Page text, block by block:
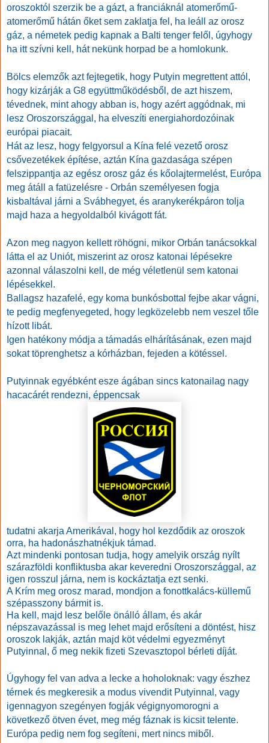
oroszoktól szerzik be a gázt, a franciáknál atomerőmű-
atomerőmű hátán őket sem zaklatja fel, ha leáll az orosz
gáz, a németek pedig kapnak a Balti tenger felől, úgyhogy
ha itt szívni kell, hát nekünk horpad be a homlokunk.
Bölcs elemzők azt fejtegetik, hogy Putyin megrettent attól,
hogy kizárják a G8 együttműködésből, de azt hiszem,
tévednek, mint ahogy abban is, hogy azért aggódnak, mi
lesz Oroszországgal, ha elveszíti energiahordozóinak
európai piacait.
Hát az lesz, hogy felgyorsul a Kína felé vezető orosz
csővezetékek építése, aztán Kína gazdasága szépen
felszippantja az egész orosz gáz és kőolajtermelést, Európa
meg átáll a fatüzelésre - Orbán személyesen fogja
kisbaltával járni a Svábhegyet, és aranykerékpáron tolja
majd haza a hegyoldalból kivágott fát.
Azon meg nagyon kellett röhögni, mikor Orbán tanácsokkal
látta el az Uniót, miszerint az orosz katonai lépésekre
azonnal válaszolni kell, de még véletlenül sem katonai
lépésekkel.
Ballagsz hazafelé, egy koma bunkósbottal fejbe akar vágni,
te pedig megfenyegeted, hogy legközelebb nem veszel tőle
hízott libát.
Igen hatékony módja a támadás elhárításának, ezen majd
sokat töprenghetsz a kórházban, fejeden a kötéssel.
Putyinnak egyébként esze ágában sincs katonailag nagy
hacacárét rendezni, éppencsak
tudatni akarja Amerikával, hogy hol kezdődik az oroszok
orra, ha hadonászhatnékjuk támad.
Azt mindenki pontosan tudja, hogy amelyik ország nyílt
szárazföldi konfliktusba akar keveredni Oroszországgal, az
igen rosszul járna, nem is kockáztatja ezt senki.
A Krím meg orosz marad, mondjon a fonottkalács-küllemű
szépasszony bármit is.
Ha kell, majd lesz belőle önálló állam, és akár
népszavazással is meg lehet majd erősíteni a döntést, hisz
oroszok lakják, aztán majd köt védelmi egyezményt
Putyinnal, ő meg nekik fizeti Szevasztopol bérleti díját.
Úgyhogy fel van adva a lecke a hoholoknak: vagy észhez
térnek és megkeresik a modus vivendit Putyinnal, vagy
igennagyon szegényen fogják végignyomorogni a
következő ötven évet, meg még fáznak is kicsit telente.
Európa pedig nem fog segíteni, mert nincs miből.